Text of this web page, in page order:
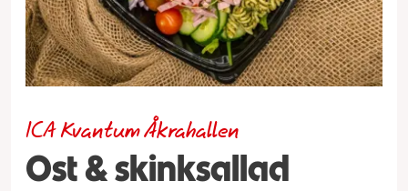
Ost & skinksallad
ICA Kvantum Åkrahallen